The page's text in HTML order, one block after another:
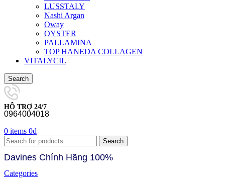
LUSSTALY
Nashi Argan
Oway
OYSTER
PALLAMINA
TOP HANEDA COLLAGEN
VITALYCIL
Search
HỖ TRỢ 24/7
0964004018
0 items 0₫
Search
Davines Chính Hãng 100%
Categories